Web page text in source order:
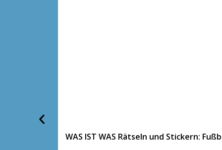
WAS IST WAS Rätseln und Stickern: